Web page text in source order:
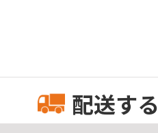
配送する